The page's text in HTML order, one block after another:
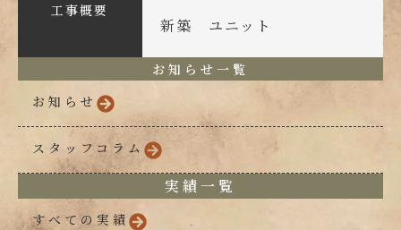
工事概要
新築 ユニット
お知らせ一覧
お知らせ
スタッフコラム
実績一覧
すべての実績